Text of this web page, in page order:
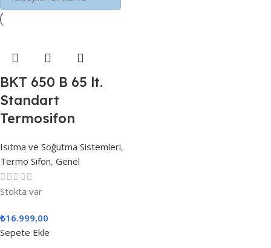
BKT 650 B 65 lt.
Standart
Termosifon
Isıtma ve Soğutma Sistemleri,
Termo Sifon, Genel
Stokta var
₺16.999,00
Sepete Ekle